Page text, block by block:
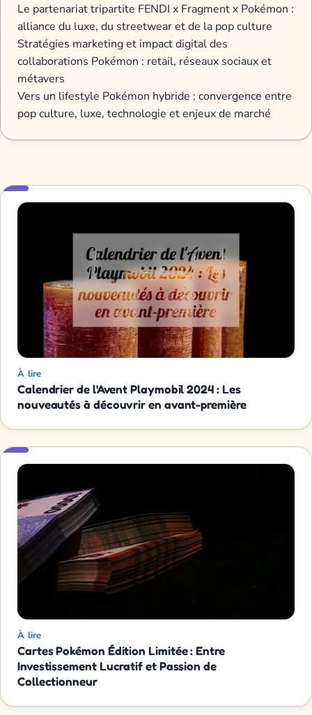
Le partenariat tripartite FENDI x Fragment x Pokémon :
alliance du luxe, du streetwear et de la pop culture
Stratégies marketing et impact digital des
collaborations Pokémon : retail, réseaux sociaux et
métavers
Vers un lifestyle Pokémon hybride : convergence entre
pop culture, luxe, technologie et enjeux de marché
À lire
Calendrier de l'Avent Playmobil 2024 : Les
nouveautés à découvrir en avant-première
À lire
Cartes Pokémon Édition Limitée : Entre
Investissement Lucratif et Passion de
Collectionneur